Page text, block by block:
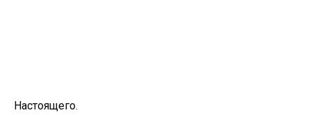
Настоящего.